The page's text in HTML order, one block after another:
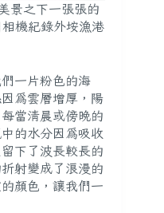
景之下一張張的
機紀錄外垵漁港
們一片粉色的海
為雲層增厚，陽
當清晨或傍晚的
的水分因為吸收
下了波長較長的
射變成了浪漫的
顏色，讓我們一